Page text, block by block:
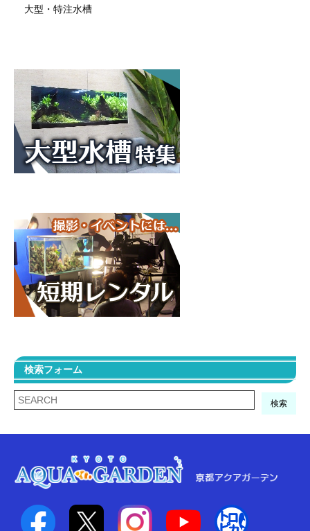
大型・特注水槽
検索フォーム
検索